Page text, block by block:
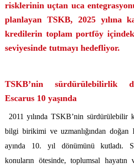
risklerinin uçtan uca
planlayan TSKB, 2025 yılına
kredilerin toplam portföy içindeki
seviyesinde tutmayı hedefliyor.
TSKB’nin sürdürülebilirlik
Escarus 10 yaşında
2011 yılında TSKB’nin sürdürülebilir
bilgi birikimi ve uzmanlığından doğan
ayında 10. yıl dönümünü kutladı.
konuların ötesinde, toplumsal hayatın